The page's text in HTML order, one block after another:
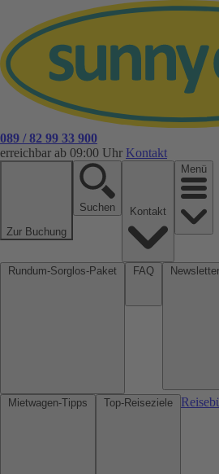
089 / 82 99 33 900
erreichbar ab 09:00 Uhr Kontakt
Zur Buchung
Suchen
Menü